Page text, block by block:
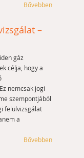
Bővebben
–
gáz
célja, hogy a
nemcsak jogi
szempontjából
felülvizsgálat
a
Bővebben